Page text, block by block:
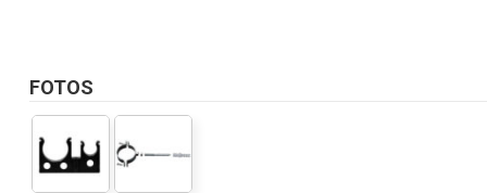
FOTOS